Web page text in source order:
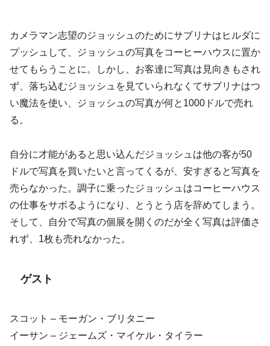
カメラマン志望のジョッシュのためにサブリナはヒルダに
プッシュして、ジョッシュの写真をコーヒーハウスに置か
せてもらうことに。しかし、お客達に写真は見向きもされ
ず、落ち込むジョッシュを見ていられなくてサブリナはつ
い魔法を使い、ジョッシュの写真が何と1000ドルで売れ
る。
自分に才能があると思い込んだジョッシュは他の客が50
ドルで写真を買いたいと言ってくるが、安すぎると写真を
売らなかった。調子に乗ったジョッシュはコーヒーハウス
の仕事をサボるようになり、とうとう店を辞めてしまう。
そして、自分で写真の個展を開くのだが全く写真は評価さ
れず、1枚も売れなかった。
ゲスト
スコット – モーガン・ブリタニー
イーサン – ジェームズ・マイケル・タイラー